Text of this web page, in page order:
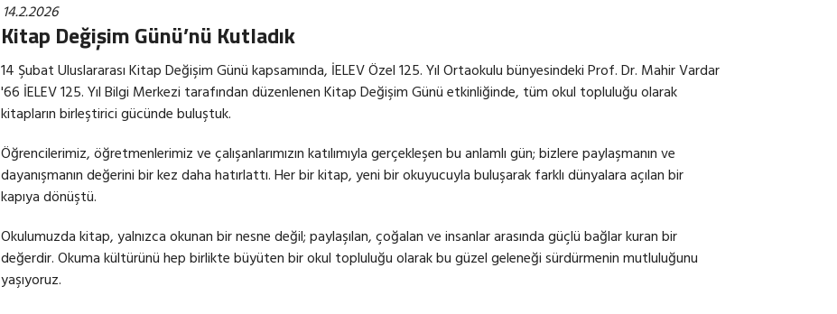
14.2.2026
Kitap Değişim Günü’nü Kutladık
14 Şubat Uluslararası Kitap Değişim Günü kapsamında, İELEV Özel 125. Yıl Ortaokulu bünyesindeki Prof. Dr. Mahir Vardar
'66 İELEV 125. Yıl Bilgi Merkezi tarafından düzenlenen Kitap Değişim Günü etkinliğinde, tüm okul topluluğu olarak
kitapların birleştirici gücünde buluştuk.
Öğrencilerimiz, öğretmenlerimiz ve çalışanlarımızın katılımıyla gerçekleşen bu anlamlı gün; bizlere paylaşmanın ve
dayanışmanın değerini bir kez daha hatırlattı. Her bir kitap, yeni bir okuyucuyla buluşarak farklı dünyalara açılan bir
kapıya dönüştü.
Okulumuzda kitap, yalnızca okunan bir nesne değil; paylaşılan, çoğalan ve insanlar arasında güçlü bağlar kuran bir
değerdir. Okuma kültürünü hep birlikte büyüten bir okul topluluğu olarak bu güzel geleneği sürdürmenin mutluluğunu
yaşıyoruz.